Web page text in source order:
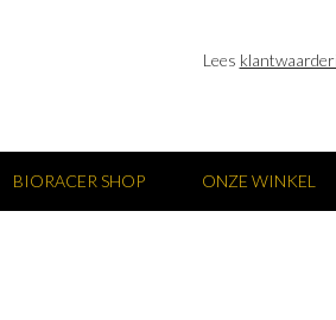
Lees
BIORACER SHOP ONZE WINKEL